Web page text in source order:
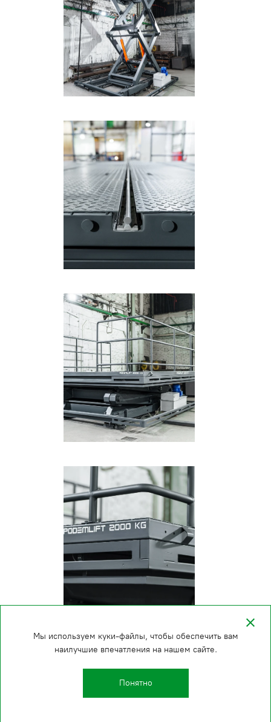
Мы используем куки-файлы, чтобы обеспечить вам
наилучшие впечатления на нашем сайте.
Понятно